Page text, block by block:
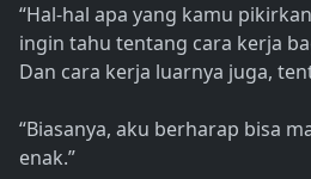
“Hal-hal apa yang kamu
ingin tahu tentang cara kerja
Dan cara kerja luarnya juga,
“Biasanya, aku berharap bisa
enak.”